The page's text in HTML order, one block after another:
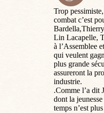
Trop
combat c’est
Lin Lacapelle,
à l’Assemblee
qui veulent
plus grande
assureront la
industrie.
.Comme l’a dit
dont la
temps n’est